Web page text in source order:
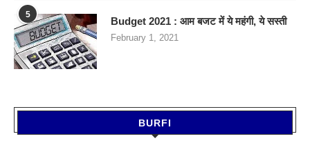
5
Budget 2021 : आम बजट में ये महंगी, ये सस्‍ती
February 1, 2021
BURFI